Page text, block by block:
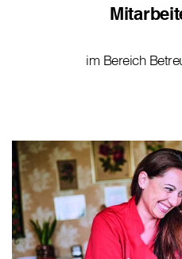
im Bereich